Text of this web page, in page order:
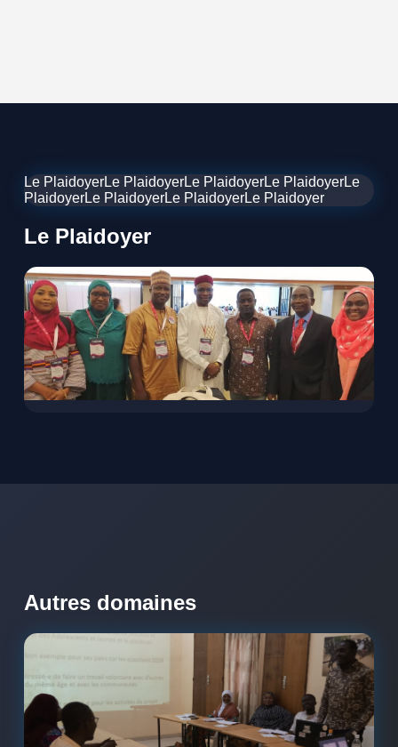
Le PlaidoyerLe PlaidoyerLe PlaidoyerLe PlaidoyerLe
PlaidoyerLe PlaidoyerLe PlaidoyerLe Plaidoyer
Le Plaidoyer
Autres domaines